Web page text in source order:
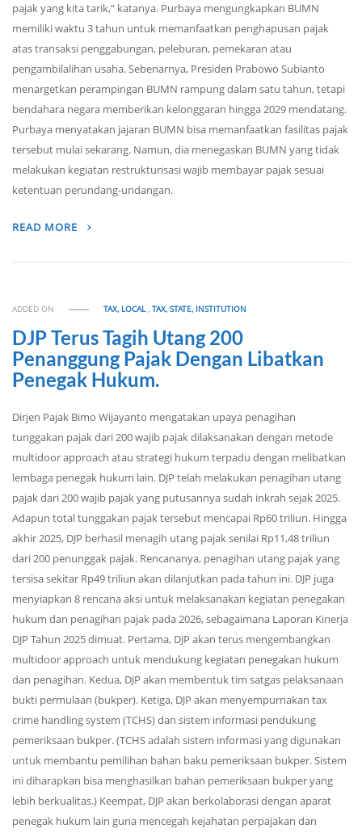
pajak yang kita tarik,” katanya. Purbaya mengungkapkan BUMN
memiliki waktu 3 tahun untuk memanfaatkan penghapusan pajak
atas transaksi penggabungan, peleburan, pemekaran atau
pengambilalihan usaha. Sebenarnya, Presiden Prabowo Subianto
menargetkan perampingan BUMN rampung dalam satu tahun, tetapi
bendahara negara memberikan kelonggaran hingga 2029 mendatang.
Purbaya menyatakan jajaran BUMN bisa memanfaatkan fasilitas pajak
tersebut mulai sekarang. Namun, dia menegaskan BUMN yang tidak
melakukan kegiatan restrukturisasi wajib membayar pajak sesuai
ketentuan perundang-undangan.
READ MORE
ADDED ON TAX, LOCAL,TAX, STATE, INSTITUTION
DJP Terus Tagih Utang 200
Penanggung Pajak Dengan Libatkan
Penegak Hukum.
Dirjen Pajak Bimo Wijayanto mengatakan upaya penagihan
tunggakan pajak dari 200 wajib pajak dilaksanakan dengan metode
multidoor approach atau strategi hukum terpadu dengan melibatkan
lembaga penegak hukum lain. DJP telah melakukan penagihan utang
pajak dari 200 wajib pajak yang putusannya sudah inkrah sejak 2025.
Adapun total tunggakan pajak tersebut mencapai Rp60 triliun. Hingga
akhir 2025, DJP berhasil menagih utang pajak senilai Rp11,48 triliun
dari 200 penunggak pajak. Rencananya, penagihan utang pajak yang
tersisa sekitar Rp49 triliun akan dilanjutkan pada tahun ini. DJP juga
menyiapkan 8 rencana aksi untuk melaksanakan kegiatan penegakan
hukum dan penagihan pajak pada 2026, sebagaimana Laporan Kinerja
DJP Tahun 2025 dimuat. Pertama, DJP akan terus mengembangkan
multidoor approach untuk mendukung kegiatan penegakan hukum
dan penagihan. Kedua, DJP akan membentuk tim satgas pelaksanaan
bukti permulaan (bukper). Ketiga, DJP akan menyempurnakan tax
crime handling system (TCHS) dan sistem informasi pendukung
pemeriksaan bukper. (TCHS adalah sistem informasi yang digunakan
untuk membantu pemilihan bahan baku pemeriksaan bukper. Sistem
ini diharapkan bisa menghasilkan bahan pemeriksaan bukper yang
lebih berkualitas.) Keempat, DJP akan berkolaborasi dengan aparat
penegak hukum lain guna mencegah kejahatan perpajakan dan